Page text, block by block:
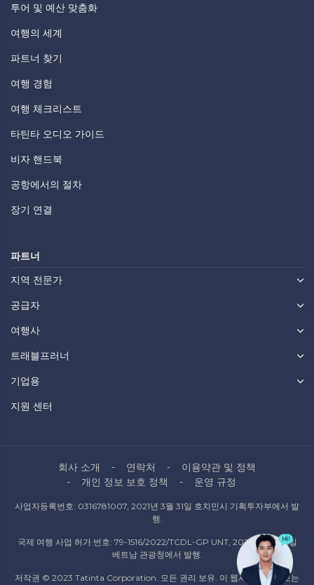
투어 및 예산 맞춤화
여행의 세계
파트너 찾기
여행 경험
여행 체크리스트
타틴타 오디오 가이드
비자 핸드북
공항에서의 절차
장기 연결
파트너
지역 전문가
공급자
여행사
트래블프러너
기업용
지원 센터
회사 소개 연락처
이용약관 및 정책
개인 정보 보호 정책
운영 규정
사업자등록번호: 0316781007, 2021년 3월 31일 호치민시 기획투자부에서 발
행.
국제 여행 사업 허가 번호: 79-1516/2022/TCDL-GP UNT, 2022년 10월 6일
베트남 관광청에서 발행.
저작권 © 2023 Tatinta Corporation. 모든 권리 보유. 이 웹사이트의 정보는